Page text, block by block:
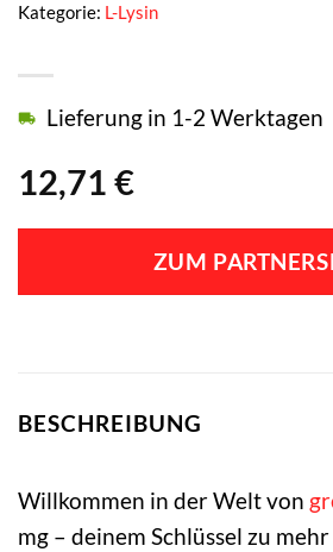
12,71 €
Lieferung in 1-2 Werktagen
ZUM
Kategorie: L-Lysin
BESCHREIBUNG
Willkommen in der Welt von
mg – deinem Schlüssel zu